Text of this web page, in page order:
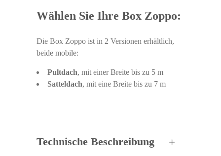
Wählen Sie Ihre Box Zoppo:
Die Box Zoppo ist in 2 Versionen erhältlich,
beide mobile:
Pultdach, mit einer Breite bis zu 5 m
Satteldach, mit eine Breite bis zu 7 m
Technische Beschreibung